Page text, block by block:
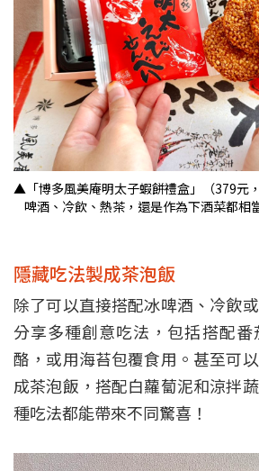
▲「博多風美庵明太子蝦餅禮盒」（379元
啤酒、冷飲、熱茶，還是作為下酒菜都相
隱藏吃法製成茶泡飯
除了可以直接搭配冰啤酒、冷飲
分享多種創意吃法，包括搭配
酪，或用海苔包覆食用。甚至可
成茶泡飯，搭配白蘿蔔泥和涼拌
種吃法都能帶來不同驚喜！